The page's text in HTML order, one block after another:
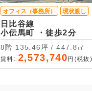
オフィス（事務所） 現状渡し
日比谷線
小伝馬町 ・徒歩2分
8階 135.46坪 / 447.8㎡
賃料: 2,573,740 円(税抜